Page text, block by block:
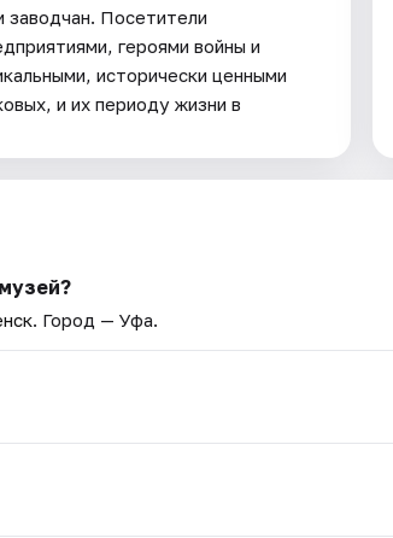
заводчан. Посетители
героями войны и
исторически ценными
и их периоду жизни в
. Город — Уфа.